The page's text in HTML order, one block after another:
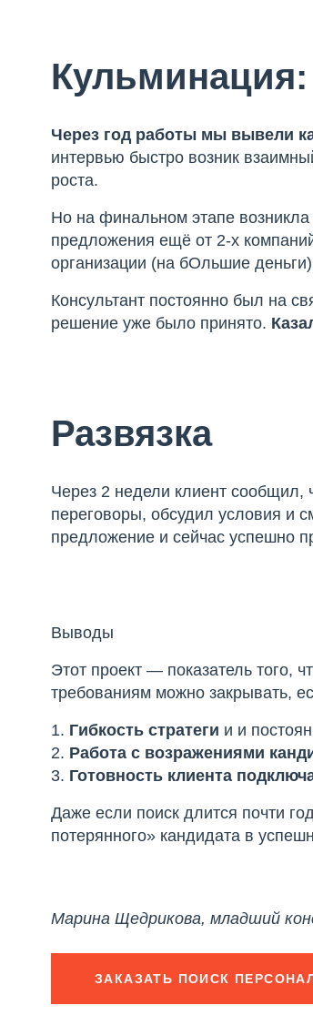
Кульминация:
Через год работы мы вывели
интервью быстро возник
роста.
Но на финальном этапе
предложения ещё от 2-х
организации (на бОльшие
Консультант постоянно был на
решение уже было принято.
Развязка
Через 2 недели клиент сообщил,
переговоры, обсудил условия и
предложение и сейчас успешно
Выводы
Этот проект — показатель того,
требованиям можно закрывать,
1. Гибкость стратеги и и
2. Работа с возражениями
3. Готовность клиента
Даже если поиск длится почти
потерянного» кандидата в
Марина Щедрикова, младший
ЗАКАЗАТЬ ПОИСК